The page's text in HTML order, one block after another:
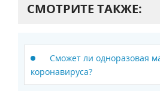
СМОТРИТЕ ТАКЖЕ:
Сможет ли одноразовая
коронавируса?